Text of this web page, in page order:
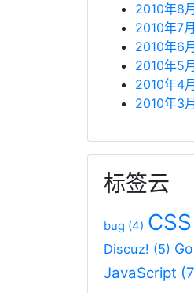
2010年8月
2010年7月
2010年6月
2010年5月
2010年4月
2010年3月
标签云
bug (4) CSS
Discuz! (5)
JavaScript